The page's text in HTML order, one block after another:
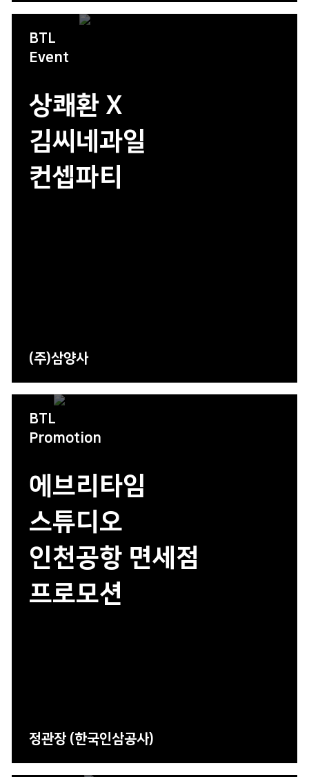
BTL
Event
상쾌환 X
김씨네과일
컨셉파티
(주)삼양사
BTL
Promotion
에브리타임
스튜디오
인천공항 면세점
프로모션
정관장 (한국인삼공사)